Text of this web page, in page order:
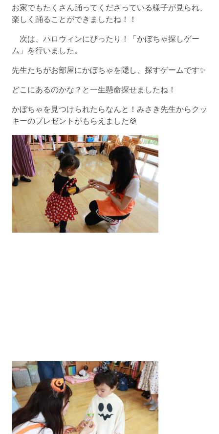
お家でもたくさん踊ってくださっている様子が見られ、
楽しく踊ることができましたね！！
次は、ハロウィンにぴったり！「かぼちゃ探しゲー
ム」を行いました。
先生たちがお部屋にかぼちゃを隠し、探すゲームです✨
どこにあるのかな？と一生懸命探せましたね！
かぼちゃを見つけられたらなんと！みさき先生からクッ
キーのプレゼントがもらえました🍪